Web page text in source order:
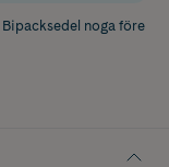
Bipacksedel noga före